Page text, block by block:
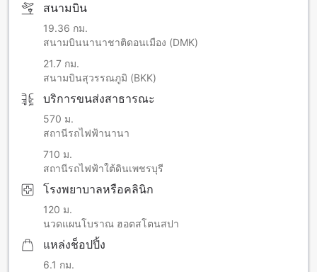
สนามบิน
19.36 กม.
สนามบินนานาชาติดอนเมือง (DMK)
21.7 กม.
สนามบินสุวรรณภูมิ (BKK)
บริการขนส่งสาธารณะ
570 ม.
สถานีรถไฟฟ้านานา
710 ม.
สถานีรถไฟฟ้าใต้ดินเพชรบุรี
โรงพยาบาลหรือคลินิก
120 ม.
นวดแผนโบราณ ฮอตสโตนสปา
แหล่งช็อปปิ้ง
6.1 กม.